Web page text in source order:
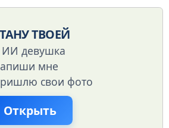
ТВОЕЙ
девушка
мне
свои фото
Открыть